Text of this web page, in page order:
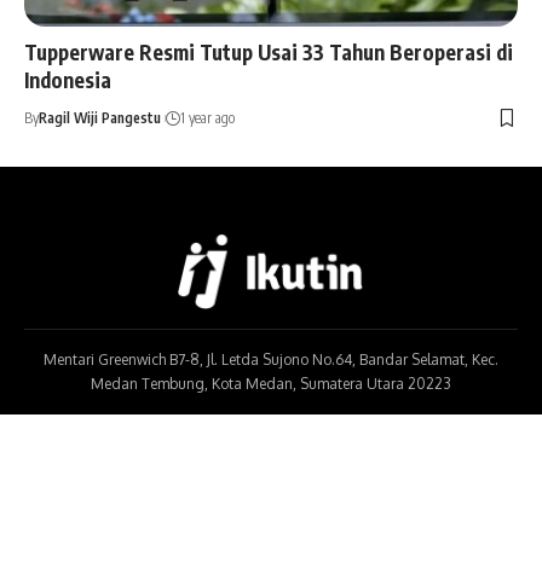
Tupperware Resmi Tutup Usai 33 Tahun Beroperasi di
Indonesia
ByRagil Wiji Pangestu 1 year ago
Mentari Greenwich B7-8, Jl. Letda Sujono No.64, Bandar Selamat, Kec.
Medan Tembung, Kota Medan, Sumatera Utara 20223